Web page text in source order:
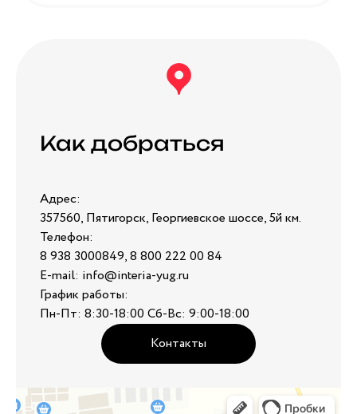
Как добраться
Адрес:
357560, Пятигорск, Георгиевское шоссе, 5й км.
Телефон:
8 938 3000849, 8 800 222 00 84
E-mail: info@interia-yug.ru
График работы:
Пн-Пт: 8:30-18:00 Сб-Вс: 9:00-18:00
Контакты